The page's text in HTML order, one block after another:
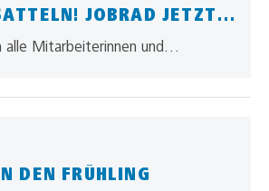
JOBRAD JETZT
Mitarbeiterinnen und
mit dem Bikeleasing-Service
DEN FRÜHLING